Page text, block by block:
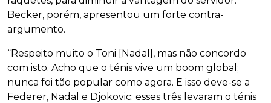
Becker, porém, apresentou um forte contra-
argumento.
“Respeito muito o Toni [Nadal], mas não concordo
com isto. Acho que o ténis vive um boom global;
nunca foi tão popular como agora. E isso deve-se a
Federer, Nadal e Djokovic: esses três levaram o ténis